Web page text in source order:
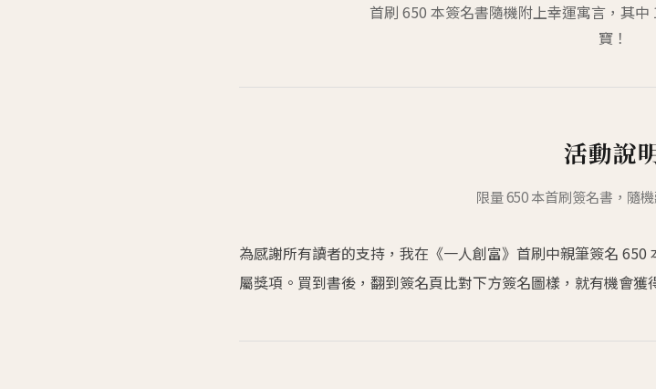
首刷 650 本簽名書隨機附上幸運寓言，其
寶！
活動說
限量 650 本首刷簽名書，隨
為感謝所有讀者的支持，我在《一人創富》首刷中親筆簽名
屬獎項。買到書後，翻到簽名頁比對下方簽名圖樣，就有機會獲